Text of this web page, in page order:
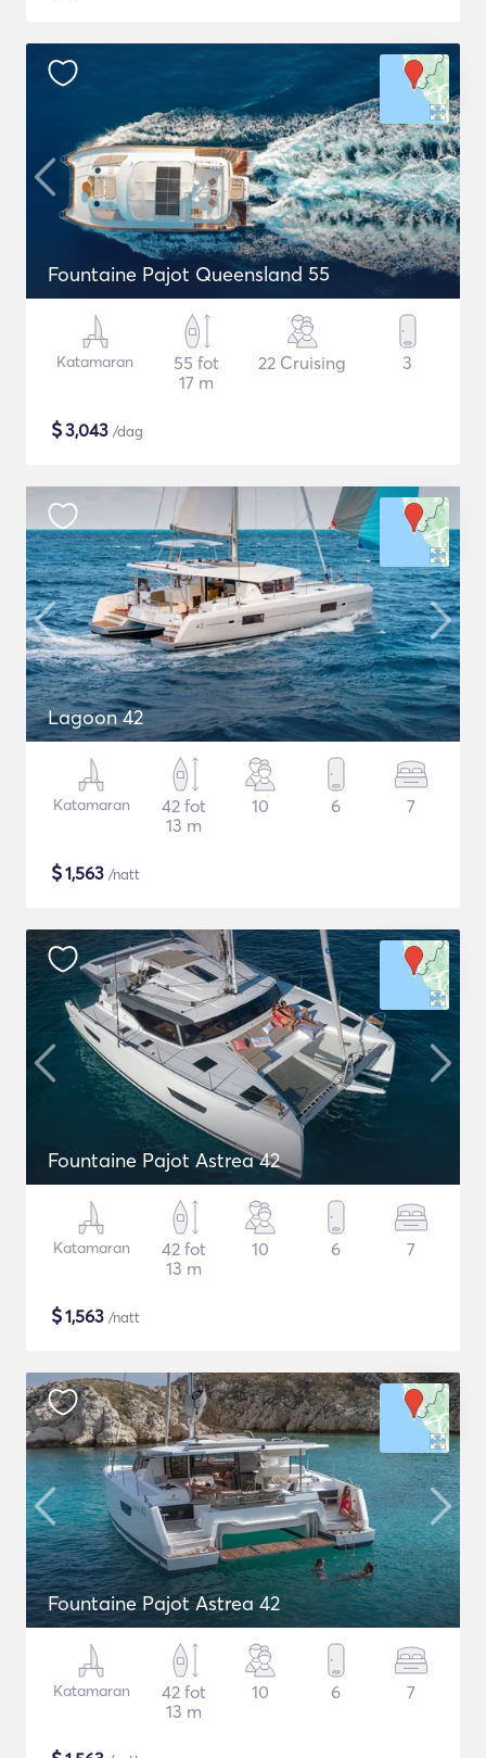
Fountaine Pajot Queensland 55
Katamaran
55 fot
17 m
22 Cruising 3
$3,043 /dag
Lagoon 42
Katamaran
42 fot
13 m
10 6 7
$1,563 /natt
Fountaine Pajot Astrea 42
Katamaran
42 fot
13 m
10 6 7
$1,563 /natt
Fountaine Pajot Astrea 42
Katamaran
42 fot
13 m
10 6 7